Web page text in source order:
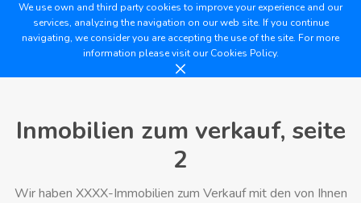
We use own and third party cookies to improve your experience and our
services, analyzing the navigation on our web site. If you continue
navigating, we consider you are accepting the use of the site. For more
information please visit ourCookies Policy.
Inmobilien zum verkauf, seite
2
Wir haben XXXX-Immobilien zum Verkauf mit den von Ihnen